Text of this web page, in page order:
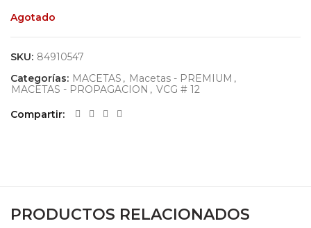
Agotado
SKU: 84910547
Categorías: MACETAS , Macetas - PREMIUM ,
MACETAS - PROPAGACION , VCG # 12
Compartir
PRODUCTOS RELACIONADOS